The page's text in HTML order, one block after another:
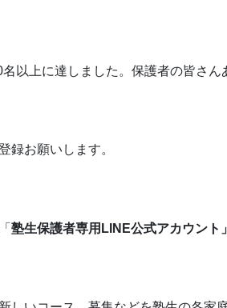
以上に達しました。保護者の皆さん
録お願いします。
塾生保護者専用LINE公式アカウント」